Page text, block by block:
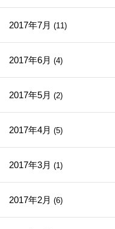
2017年7月 (11)
2017年6月 (4)
2017年5月 (2)
2017年4月 (5)
2017年3月 (1)
2017年2月 (6)